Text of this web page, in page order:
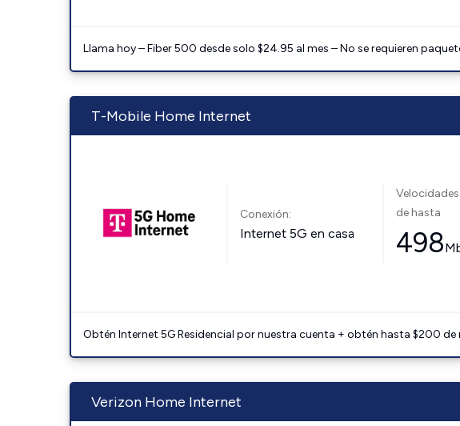
Llama hoy – Fiber 500 desde solo $24.95 al mes – No se requieren
T-Mobile Home Internet
Conexión:
Internet 5G en casa
de hasta
498
Obtén Internet 5G Residencial por nuestra cuenta + obtén hasta $200 de
Verizon Home Internet